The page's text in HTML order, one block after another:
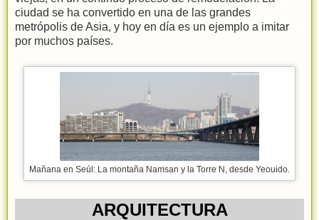
ciudad se ha convertido en una de las grandes
metrópolis de Asia, y hoy en día es un ejemplo a imitar
por muchos países.
Mañana en Seúl: La montaña Namsan y la Torre N, desde Yeouido.
ARQUITECTURA